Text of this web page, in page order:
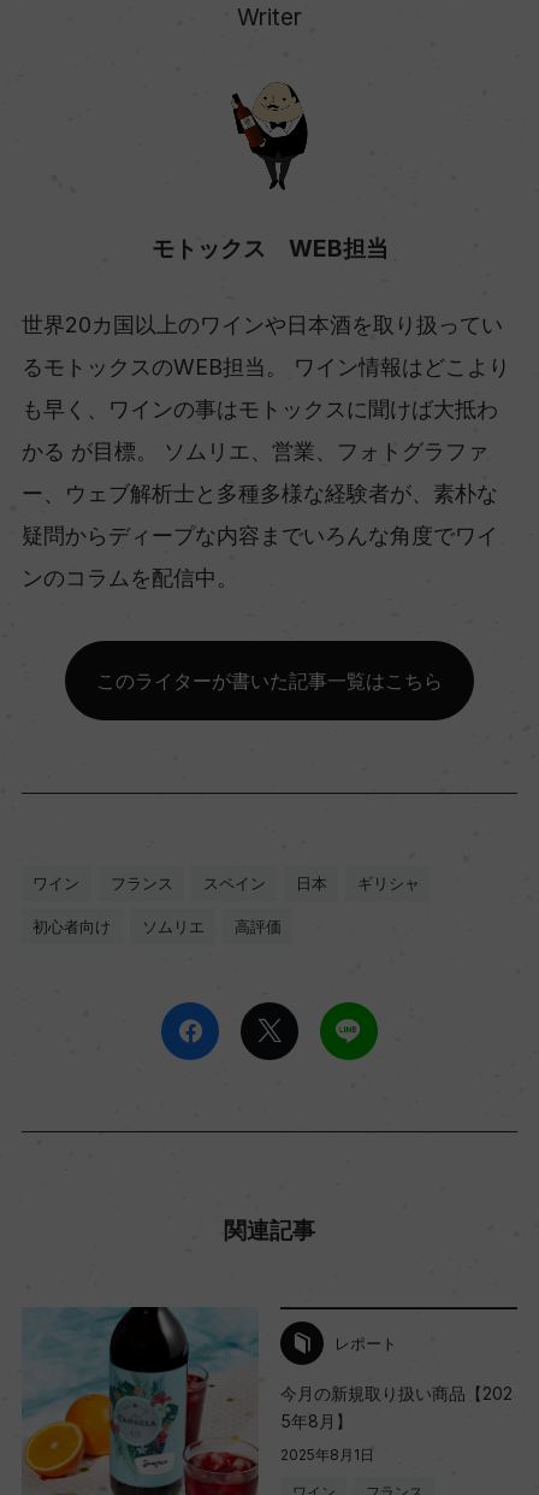
Writer
モトックス WEB担当
世界20カ国以上のワインや日本酒を取り扱ってい
るモトックスのWEB担当。 ワイン情報はどこより
も早く、ワインの事はモトックスに聞けば大抵わ
かる が目標。 ソムリエ、営業、フォトグラファ
ー、ウェブ解析士と多種多様な経験者が、素朴な
疑問からディープな内容までいろんな角度でワイ
ンのコラムを配信中。
このライターが書いた記事一覧はこちら
ワイン フランス スペイン 日本 ギリシャ
初心者向け ソムリエ 高評価
関連記事
レポート
今月の新規取り扱い商品【202
5年8月】
2025年8月1日